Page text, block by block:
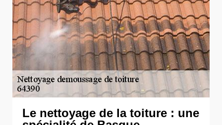
Le nettoyage de la toiture : une